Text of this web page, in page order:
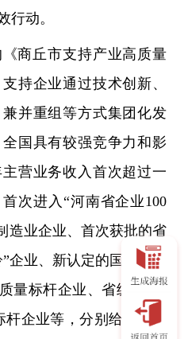
行动。
商丘市支持产业高质量
持企业通过技术创新、
并重组等方式集团化发
国具有较强竞争力和影
营业务收入首次超过一
次进入“河南省企业100
造业企业、首次获批的省
企业、新认定的国家级专
量标杆企业、省级“专精
企业等，分别给予相应